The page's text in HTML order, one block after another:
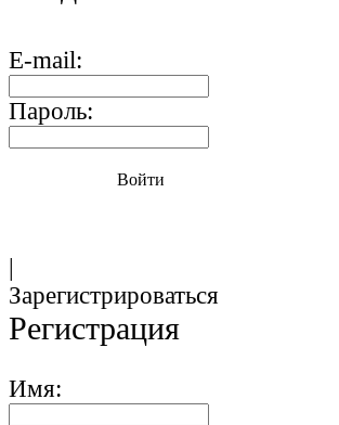
E-mail:
Пароль:
Войти
|
Зарегистрироваться
Регистрация
Имя: